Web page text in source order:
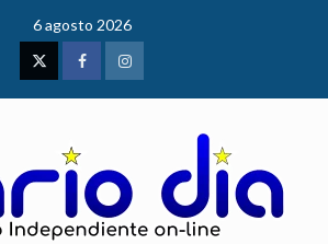
6 agosto 2026
TwitterFacebookInstagram